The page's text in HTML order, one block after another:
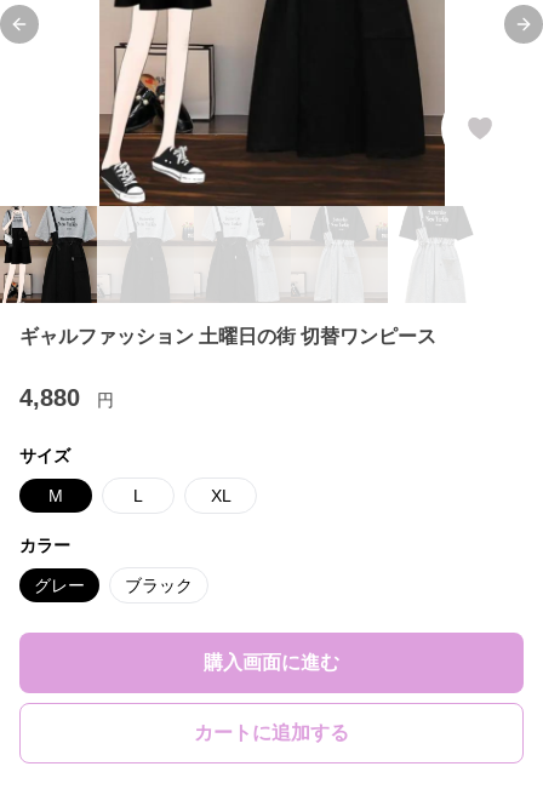
Previous slide
ギャルファッション 土曜日の街 切替ワンピース
4,880 円
サイズ
M L XL
カラー
グレー ブラック
購入画面に進む
カートに追加する